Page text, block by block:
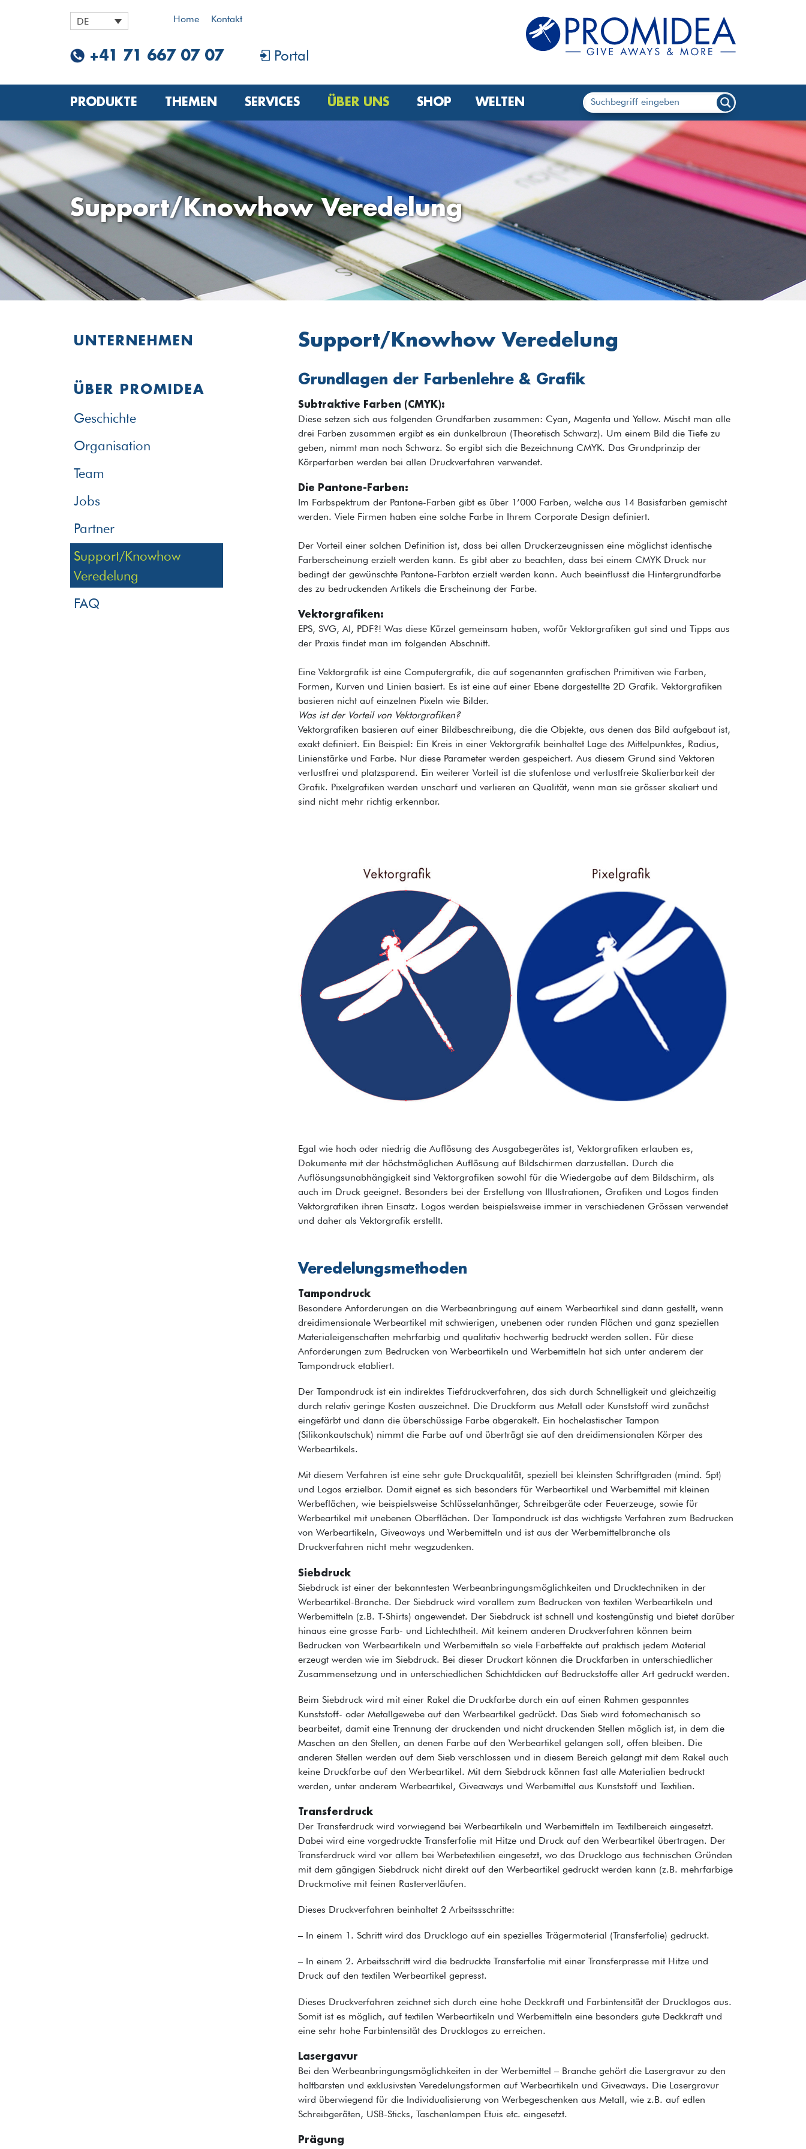
DE Home Kontakt
+41 71 667 07 07 Portal
PRODUKTE THEMEN SERVICES ÜBER UNS SHOP WELTEN
Support/Knowhow Veredelung
UNTERNEHMEN
ÜBER PROMIDEA
Geschichte
Organisation
Team
Jobs
Partner
Support/Knowhow
Veredelung
FAQ
Support/Knowhow Veredelung
Grundlagen der Farbenlehre & Grafik
Subtraktive Farben (CMYK):
Diese setzen sich aus folgenden Grundfarben zusammen: Cyan, Magenta und Yellow. Mischt man alle
drei Farben zusammen ergibt es ein dunkelbraun (Theoretisch Schwarz). Um einem Bild die Tiefe zu
geben, nimmt man noch Schwarz. So ergibt sich die Bezeichnung CMYK. Das Grundprinzip der
Körperfarben werden bei allen Druckverfahren verwendet.
Die Pantone-Farben:
Im Farbspektrum der Pantone-Farben gibt es über 1’000 Farben, welche aus 14 Basisfarben gemischt
werden. Viele Firmen haben eine solche Farbe in Ihrem Corporate Design definiert.
Der Vorteil einer solchen Definition ist, dass bei allen Druckerzeugnissen eine möglichst identische
Farberscheinung erzielt werden kann. Es gibt aber zu beachten, dass bei einem CMYK Druck nur
bedingt der gewünschte Pantone-Farbton erzielt werden kann. Auch beeinflusst die Hintergrundfarbe
des zu bedruckenden Artikels die Erscheinung der Farbe.
Vektorgrafiken:
EPS, SVG, AI, PDF?! Was diese Kürzel gemeinsam haben, wofür Vektorgrafiken gut sind und Tipps aus
der Praxis findet man im folgenden Abschnitt.
Eine Vektorgrafik ist eine Computergrafik, die auf sogenannten grafischen Primitiven wie Farben,
Formen, Kurven und Linien basiert. Es ist eine auf einer Ebene dargestellte 2D Grafik. Vektorgrafiken
basieren nicht auf einzelnen Pixeln wie Bilder.
Was ist der Vorteil von Vektorgrafiken?
Vektorgrafiken basieren auf einer Bildbeschreibung, die die Objekte, aus denen das Bild aufgebaut ist,
exakt definiert. Ein Beispiel: Ein Kreis in einer Vektorgrafik beinhaltet Lage des Mittelpunktes, Radius,
Linienstärke und Farbe. Nur diese Parameter werden gespeichert. Aus diesem Grund sind Vektoren
verlustfrei und platzsparend. Ein weiterer Vorteil ist die stufenlose und verlustfreie Skalierbarkeit der
Grafik. Pixelgrafiken werden unscharf und verlieren an Qualität, wenn man sie grösser skaliert und
sind nicht mehr richtig erkennbar.
Egal wie hoch oder niedrig die Auflösung des Ausgabegerätes ist, Vektorgrafiken erlauben es,
Dokumente mit der höchstmöglichen Auflösung auf Bildschirmen darzustellen. Durch die
Auflösungsunabhängigkeit sind Vektorgrafiken sowohl für die Wiedergabe auf dem Bildschirm, als
auch im Druck geeignet. Besonders bei der Erstellung von Illustrationen, Grafiken und Logos finden
Vektorgrafiken ihren Einsatz. Logos werden beispielsweise immer in verschiedenen Grössen verwendet
und daher als Vektorgrafik erstellt.
Veredelungsmethoden
Tampondruck
Besondere Anforderungen an die Werbeanbringung auf einem Werbeartikel sind dann gestellt, wenn
dreidimensionale Werbeartikel mit schwierigen, unebenen oder runden Flächen und ganz speziellen
Materialeigenschaften mehrfarbig und qualitativ hochwertig bedruckt werden sollen. Für diese
Anforderungen zum Bedrucken von Werbeartikeln und Werbemitteln hat sich unter anderem der
Tampondruck etabliert.
Der Tampondruck ist ein indirektes Tiefdruckverfahren, das sich durch Schnelligkeit und gleichzeitig
durch relativ geringe Kosten auszeichnet. Die Druckform aus Metall oder Kunststoff wird zunächst
eingefärbt und dann die überschüssige Farbe abgerakelt. Ein hochelastischer Tampon
(Silikonkautschuk) nimmt die Farbe auf und überträgt sie auf den dreidimensionalen Körper des
Werbeartikels.
Mit diesem Verfahren ist eine sehr gute Druckqualität, speziell bei kleinsten Schriftgraden (mind. 5pt)
und Logos erzielbar. Damit eignet es sich besonders für Werbeartikel und Werbemittel mit kleinen
Werbeflächen, wie beispielsweise Schlüsselanhänger, Schreibgeräte oder Feuerzeuge, sowie für
Werbeartikel mit unebenen Oberflächen. Der Tampondruck ist das wichtigste Verfahren zum Bedrucken
von Werbeartikeln, Giveaways und Werbemitteln und ist aus der Werbemittelbranche als
Druckverfahren nicht mehr wegzudenken.
Siebdruck
Siebdruck ist einer der bekanntesten Werbeanbringungsmöglichkeiten und Drucktechniken in der
Werbeartikel-Branche. Der Siebdruck wird vorallem zum Bedrucken von textilen Werbeartikeln und
Werbemitteln (z.B. T-Shirts) angewendet. Der Siebdruck ist schnell und kostengünstig und bietet darüber
hinaus eine grosse Farb- und Lichtechtheit. Mit keinem anderen Druckverfahren können beim
Bedrucken von Werbeartikeln und Werbemitteln so viele Farbeffekte auf praktisch jedem Material
erzeugt werden wie im Siebdruck. Bei dieser Druckart können die Druckfarben in unterschiedlicher
Zusammensetzung und in unterschiedlichen Schichtdicken auf Bedruckstoffe aller Art gedruckt werden.
Beim Siebdruck wird mit einer Rakel die Druckfarbe durch ein auf einen Rahmen gespanntes
Kunststoff- oder Metallgewebe auf den Werbeartikel gedrückt. Das Sieb wird fotomechanisch so
bearbeitet, damit eine Trennung der druckenden und nicht druckenden Stellen möglich ist, in dem die
Maschen an den Stellen, an denen Farbe auf den Werbeartikel gelangen soll, offen bleiben. Die
anderen Stellen werden auf dem Sieb verschlossen und in diesem Bereich gelangt mit dem Rakel auch
keine Druckfarbe auf den Werbeartikel. Mit dem Siebdruck können fast alle Materialien bedruckt
werden, unter anderem Werbeartikel, Giveaways und Werbemittel aus Kunststoff und Textilien.
Transferdruck
Der Transferdruck wird vorwiegend bei Werbeartikeln und Werbemitteln im Textilbereich eingesetzt.
Dabei wird eine vorgedruckte Transferfolie mit Hitze und Druck auf den Werbeartikel übertragen. Der
Transferdruck wird vor allem bei Werbetextilien eingesetzt, wo das Drucklogo aus technischen Gründen
mit dem gängigen Siebdruck nicht direkt auf den Werbeartikel gedruckt werden kann (z.B. mehrfarbige
Druckmotive mit feinen Rasterverläufen.
Dieses Druckverfahren beinhaltet 2 Arbeitssschritte:
– In einem 1. Schritt wird das Drucklogo auf ein spezielles Trägermaterial (Transferfolie) gedruckt.
– In einem 2. Arbeitsschritt wird die bedruckte Transferfolie mit einer Transferpresse mit Hitze und
Druck auf den textilen Werbeartikel gepresst.
Dieses Druckverfahren zeichnet sich durch eine hohe Deckkraft und Farbintensität der Drucklogos aus.
Somit ist es möglich, auf textilen Werbeartikeln und Werbemitteln eine besonders gute Deckkraft und
eine sehr hohe Farbintensität des Drucklogos zu erreichen.
Lasergavur
Bei den Werbeanbringungsmöglichkeiten in der Werbemittel – Branche gehört die Lasergravur zu den
haltbarsten und exklusivsten Veredelungsformen auf Werbeartikeln und Giveaways. Die Lasergravur
wird überwiegend für die Individualisierung von Werbegeschenken aus Metall, wie z.B. auf edlen
Schreibgeräten, USB-Sticks, Taschenlampen Etuis etc. eingesetzt.
Prägung